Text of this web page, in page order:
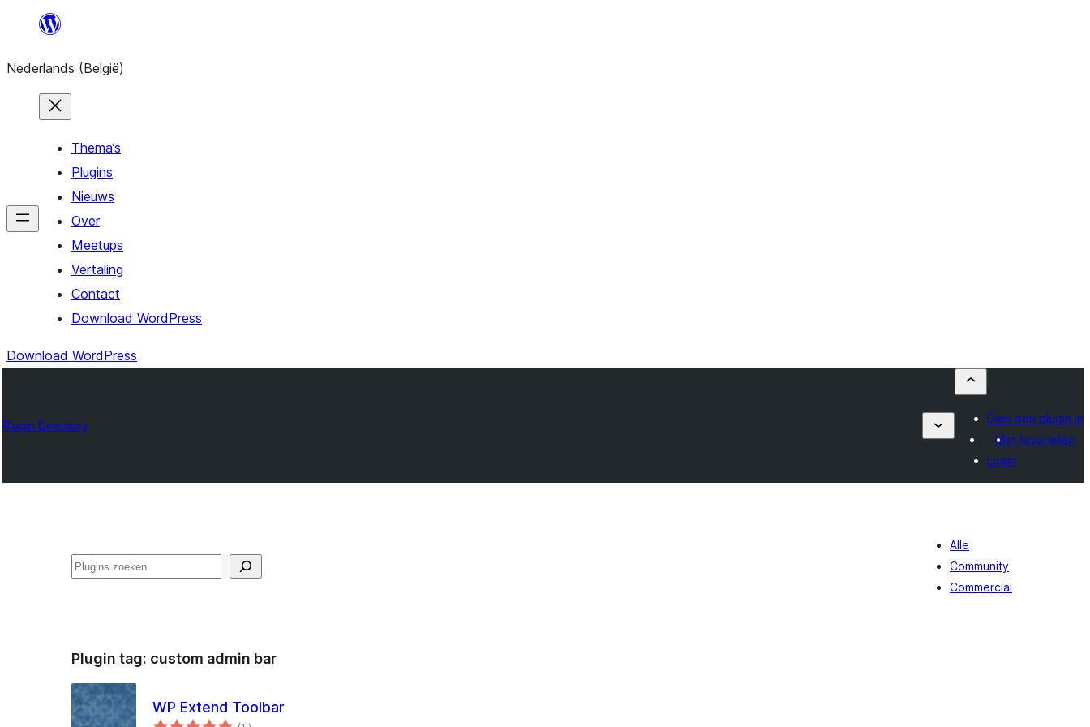
Spring
de
inhoud
Nederlands (België)
Thema’s
Plugins
Nieuws
Over
Meetups
Vertaling
Contact
Download WordPress
Download WordPress
Plugin Directory
Dien een plugin in
Mijn favorieten
Login
Zoeken
Alle
Community
Commercial
Plugin tag: custom admin bar
WP Extend Toolbar
aantal